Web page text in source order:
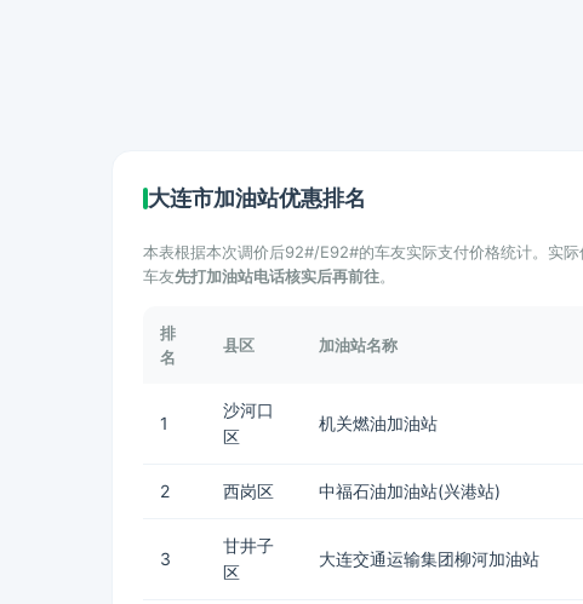
大连市加油站优惠排名
本表根据本次调价后92#/E92#的车友实际支付价格统计。实
车友先打加油站电话核实后再前往。
排
名
县区 加油站名称
1
沙河口
区
机关燃油加油站
2 西岗区 中福石油加油站(兴港站)
3
甘井子
区
大连交通运输集团柳河加油站